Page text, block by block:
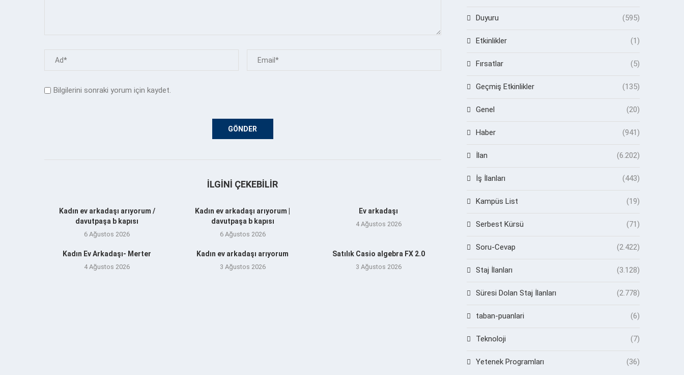
Bilgilerini sonraki yorum için kaydet.
İLGINI ÇEKEBILIR
Kadın ev arkadaşı arıyorum /
davutpaşa b kapısı
6 Ağustos 2026
Kadın ev arkadaşı arıyorum |
davutpaşa b kapısı
6 Ağustos 2026
Ev arkadaşı
4 Ağustos 2026
Kadın Ev Arkadaşı- Merter
4 Ağustos 2026
Kadın ev arkadaşı arıyorum
3 Ağustos 2026
Satılık Casio algebra FX 2.0
3 Ağustos 2026
Duyuru (595)
Etkinlikler (1)
Fırsatlar (5)
Geçmiş Etkinlikler (135)
Genel (20)
Haber (941)
İlan (6.202)
İş İlanları (443)
Kampüs List (19)
Serbest Kürsü (71)
Soru-Cevap (2.422)
Staj İlanları (3.128)
Süresi Dolan Staj İlanları (2.778)
taban-puanlari (6)
Teknoloji (7)
Yetenek Programları (36)